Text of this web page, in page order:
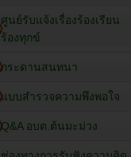
ศูนย์รับแจ้งเรื่องร้องเรียน
ร้องทุกข์
กระดานสนทนา
แบบสำรวจความพึงพอใจ
Q&A อบต.ต้นมะม่วง